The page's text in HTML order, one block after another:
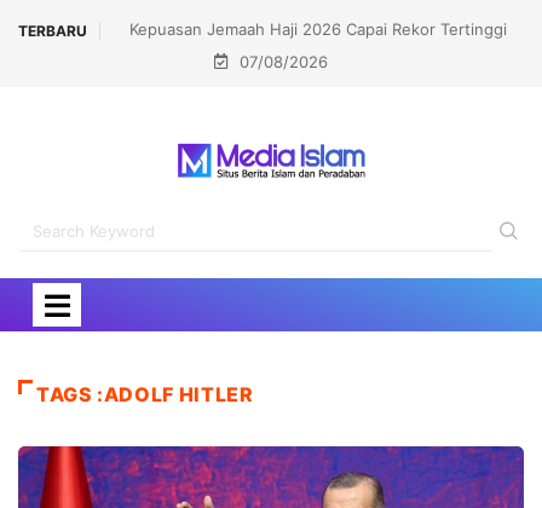
TERBARU
Haji 2026 Capai Rekor Tertinggi
Politisi Muslim Berpeluang jadi
07/08/2026
TAGS :ADOLF HITLER